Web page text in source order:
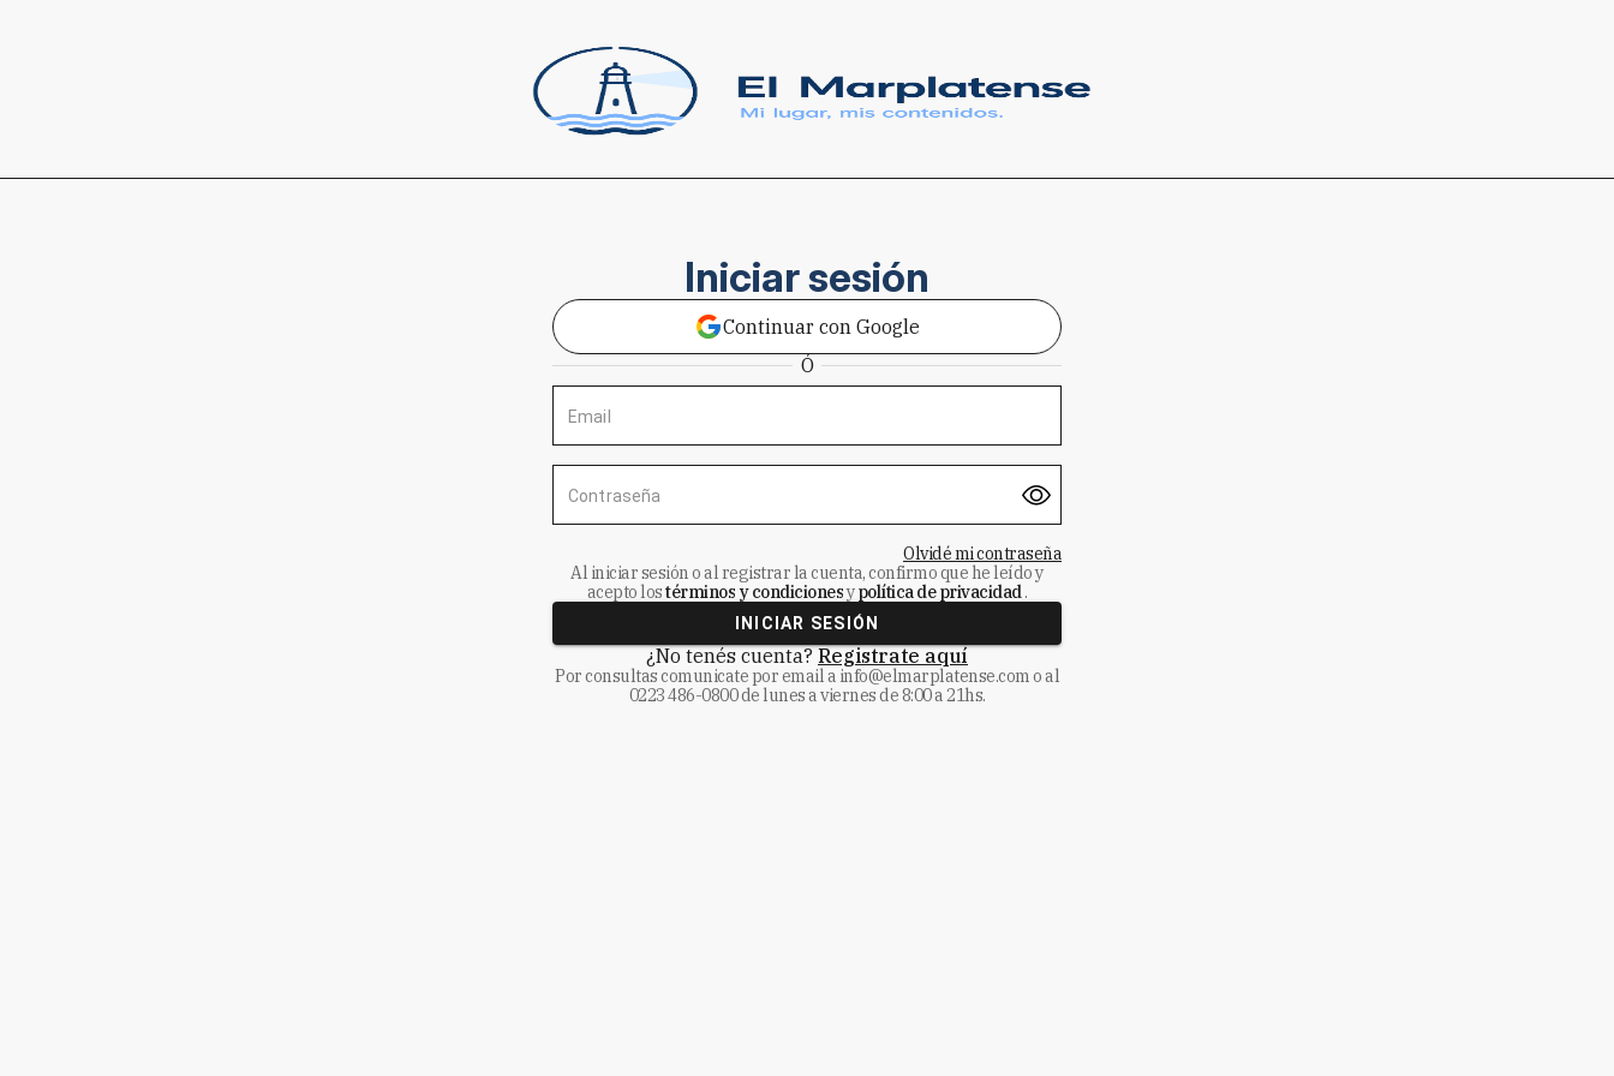
Iniciar sesión
Continuar con Google
Ó
Email
Contraseña
Olvidé mi contraseña
Al iniciar sesión o al registrar la cuenta, confirmo que he leído y
acepto lostérminos y condicionesypolítica de privacidad.
INICIAR SESIÓN
¿No tenés cuenta? Registrate aquí
Por consultas comunicate por email a info@elmarplatense.como al
0223 486-0800de lunes a viernes de 8:00 a 21hs.